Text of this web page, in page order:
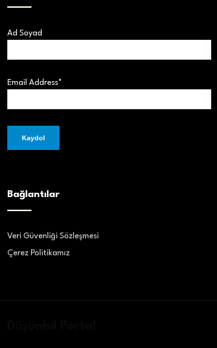
Ad Soyad
Email Address*
Bağlantılar
Veri Güvenliği Sözleşmesi
Çerez Politikamız